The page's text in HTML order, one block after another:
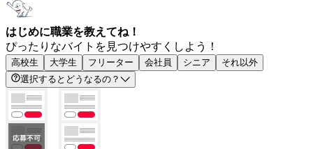
はじめに職業を教えてね！
ぴったりなバイトを見つけやすくしよう！
高校生 大学生 フリーター 会社員 シニア
それ以外
選択するとどうなるの？